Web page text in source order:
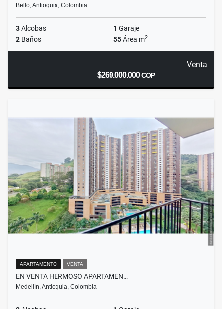
Bello, Antioquia, Colombia
3Alcobas 1 Garaje
2 Baños 55Área m2
Venta
$269.000.000COP
APARTAMENTO VENTA
EN VENTA HERMOSO APARTAMEN…
Medellín, Antioquia, Colombia